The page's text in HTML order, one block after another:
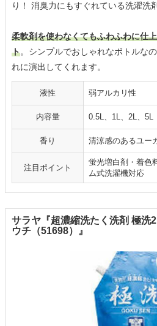
り！ 消臭力にもすぐれている洗濯洗
柔軟剤を使わなくてもふわふわに仕
ト。シンプルでおしゃれなボトルな
れに演出してくれます。
液性 弱アルカリ性
内容量 0.5L、1L、2L、5L
香り 清涼感のあるユー
注目ポイント
蛍光増白剤・着色
ム式洗濯機対応
サラヤ『超濃縮洗たく洗剤 極洗
ウチ（51698）』